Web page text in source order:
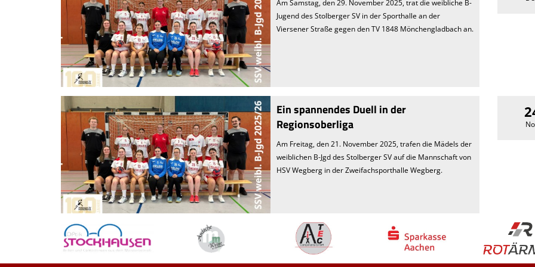
Am Samstag, den 29. November 2025, trat die weibliche B-
Jugend des Stolberger SV in der Sporthalle an der
Viersener Straße gegen den TV 1848 Mönchengladbach an.
Ein spannendes Duell in der
Regionsoberliga
Am Freitag, den 21. November 2025, trafen die Mädels der
weiblichen B-Jgd des Stolberger SV auf die Mannschaft von
HSV Wegberg in der Zweifachsporthalle Wegberg.